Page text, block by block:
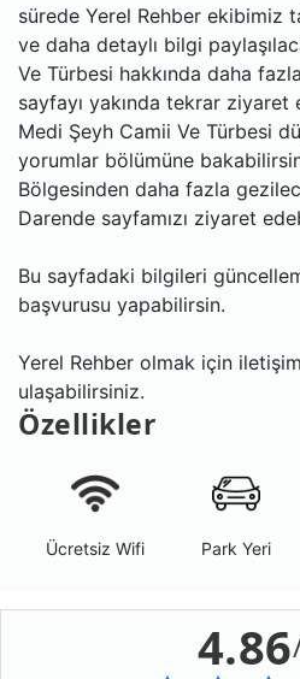
sürede Yerel Rehber ekibimiz
ve daha detaylı bilgi
Ve Türbesi hakkında daha
sayfayı yakında tekrar ziyaret
Medi Şeyh Camii Ve Türbesi
yorumlar bölümüne
Bölgesinden daha fazla
Darende sayfamızı ziyaret
Bu sayfadaki bilgileri
başvurusu yapabilirsin.
Yerel Rehber olmak için
ulaşabilirsiniz.
Özellikler
Ücretsiz Wifi Park Yeri
4.86